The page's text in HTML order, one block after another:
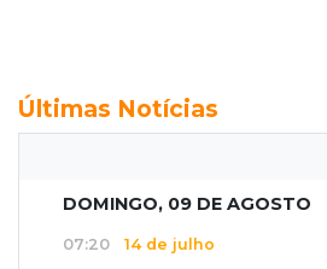
Últimas Notícias
DOMINGO, 09 DE AGOSTO
07:20 14 de julho